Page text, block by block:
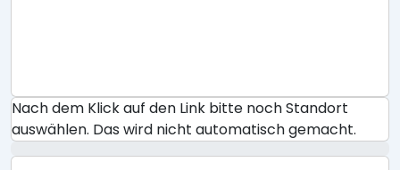
Nach dem Klick auf den Link bitte noch Standort
auswählen. Das wird nicht automatisch gemacht.